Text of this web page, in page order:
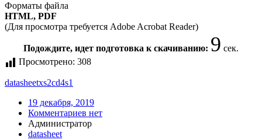
Форматы файла
HTML, PDF
(Для просмотра требуется Adobe Acrobat Reader)
Подождите, идет подготовка к скачиванию: 9 сек.
Просмотрено: 308
datasheetxs2cd4s1
19 декабря, 2019
Комментариев нет
Администратор
datasheet